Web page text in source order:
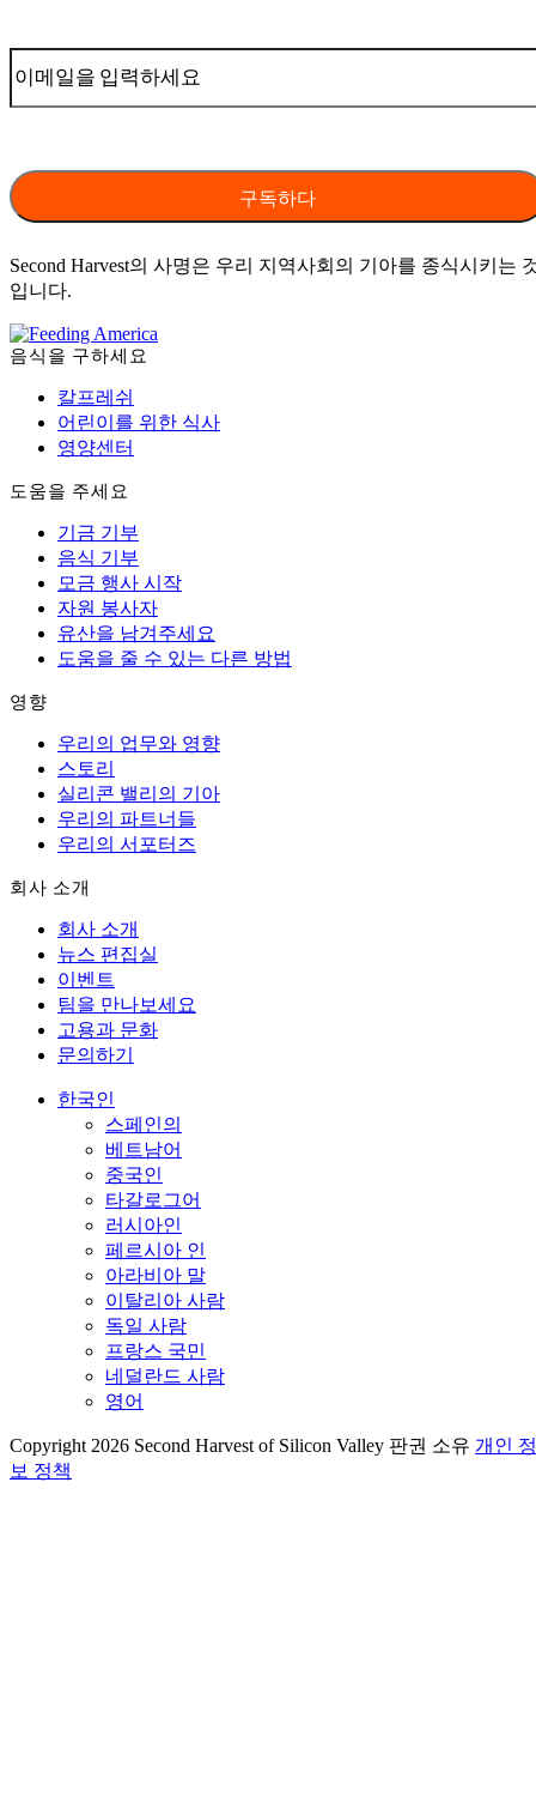
Second Harvest의 사명은 우리 지역사회의 기아를 종식시키는
입니다.
음식을 구하세요
칼프레쉬
어린이를 위한 식사
영양센터
도움을 주세요
기금 기부
음식 기부
모금 행사 시작
자원 봉사자
유산을 남겨주세요
도움을 줄 수 있는 다른 방법
영향
우리의 업무와 영향
스토리
실리콘 밸리의 기아
우리의 파트너들
우리의 서포터즈
회사 소개
회사 소개
뉴스 편집실
이벤트
팀을 만나보세요
고용과 문화
문의하기
한국인
스페인의
베트남어
중국인
타갈로그어
러시아인
페르시아 인
아라비아 말
이탈리아 사람
독일 사람
프랑스 국민
네덜란드 사람
영어
Copyright 2026 Second Harvest of Silicon Valley 판권 소유 개인 정
보 정책